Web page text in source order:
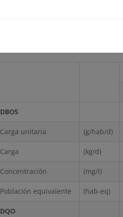
DBO5
Carga unitaria (g/hab/d)
Carga (kg/d)
Concentración (mg/l)
Población equivalente (hab-eq)
DQO